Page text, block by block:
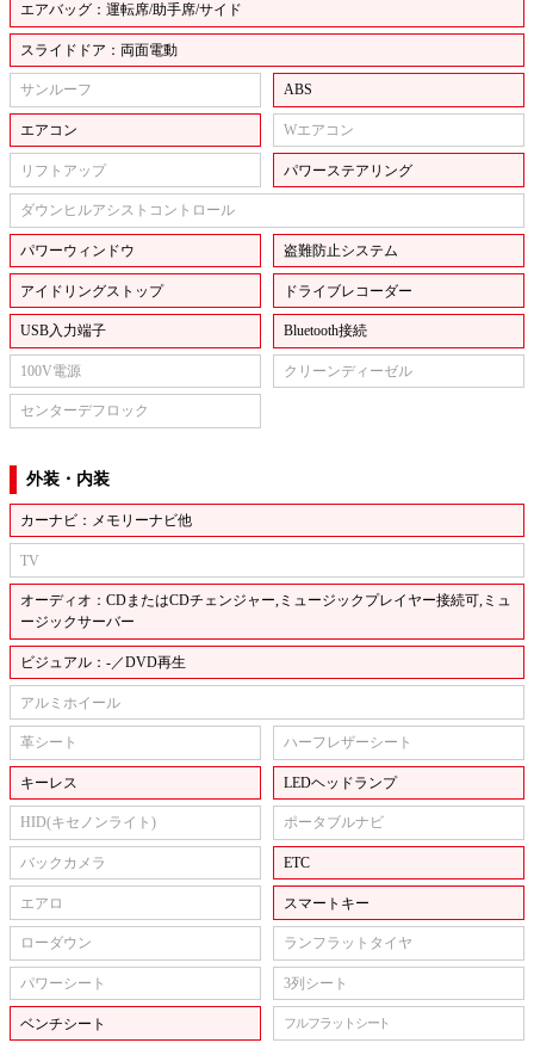
エアバッグ：運転席/助手席/サイド
スライドドア：両面電動
サンルーフ ABS
エアコン Wエアコン
リフトアップ パワーステアリング
ダウンヒルアシストコントロール
パワーウィンドウ 盗難防止システム
アイドリングストップ ドライブレコーダー
USB入力端子 Bluetooth接続
100V電源 クリーンディーゼル
センターデフロック
外装・内装
カーナビ：メモリーナビ他
TV
オーディオ：CDまたはCDチェンジャー,ミュージックプレイヤー接続可,ミュ
ージックサーバー
ビジュアル：-／DVD再生
アルミホイール
革シート ハーフレザーシート
キーレス LEDヘッドランプ
HID(キセノンライト) ポータブルナビ
バックカメラ ETC
エアロ スマートキー
ローダウン ランフラットタイヤ
パワーシート 3列シート
ベンチシート フルフラットシート